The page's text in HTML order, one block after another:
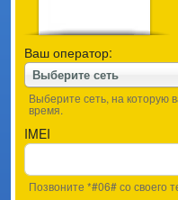
Ваш оператор:
Выберите сеть
Выберите сеть, на которую
время.
IMEI
Позвоните *#06# со своего